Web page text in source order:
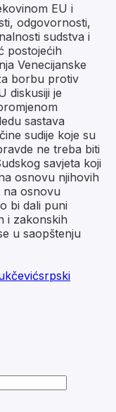
EU i
odgovornosti,
sudstva i
postojećih
Venecijanske
borbu protiv
diskusiji je
sastava
sudije koje su
ne treba biti
savjeta koji
osnovu njihovih
na osnovu
bi dali puni
i zakonskih
u saopštenju
srpski